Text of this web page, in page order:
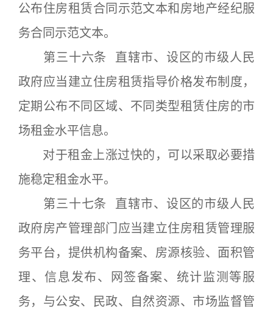
公布住房租赁合同示范文本和房地产经纪服
务合同示范文本。
第三十六条 直辖市、设区的市级人民
政府应当建立住房租赁指导价格发布制度，
定期公布不同区域、不同类型租赁住房的市
场租金水平信息。
对于租金上涨过快的，可以采取必要措
施稳定租金水平。
第三十七条 直辖市、设区的市级人民
政府房产管理部门应当建立住房租赁管理服
务平台，提供机构备案、房源核验、面积管
理、信息发布、网签备案、统计监测等服
务，与公安、民政、自然资源、市场监督管